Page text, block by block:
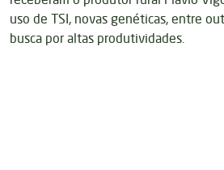
uso de TSI, novas genéticas, entre
busca por altas produtividades.